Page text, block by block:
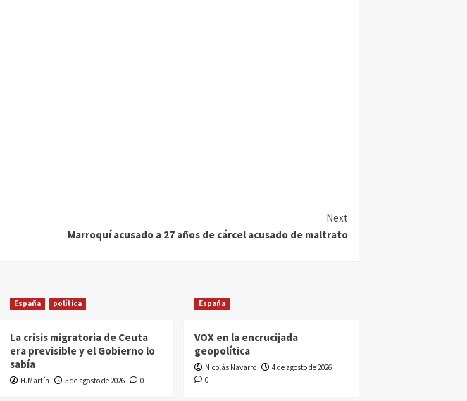
Next
Marroquí acusado a 27 años de cárcel acusado de maltrato
España política
La crisis migratoria de Ceuta
era previsible y el Gobierno lo
sabía
H.Martín 5 de agosto de 2026 0
España
VOX en la encrucijada
geopolítica
Nicolás Navarro
4 de agosto de 2026
0